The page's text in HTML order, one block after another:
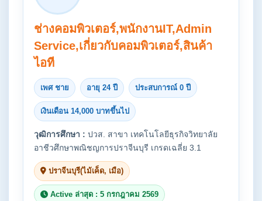
ช่างคอมพิวเตอร์,พนักงานIT,Admin
Service,เกี่ยวกับคอมพิวเตอร์,สินค้า
ไอที
เพศ ชาย อายุ 24 ปี ประสบการณ์ 0 ปี
เงินเดือน 14,000 บาทขึ้นไป
วุฒิการศึกษา : ปวส. สาขา เทคโนโลยีธุรกิจวิทยาลัย
อาชีวศึกษาพณิชญการปราจีนบุรี เกรดเฉลี่ย 3.1
ปราจีนบุรี(ไม้เค็ด, เมือ)
Active ล่าสุด : 5 กรกฎาคม 2569